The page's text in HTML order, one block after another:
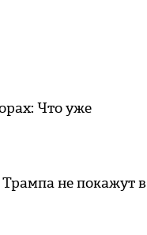
Что уже
не покажут в